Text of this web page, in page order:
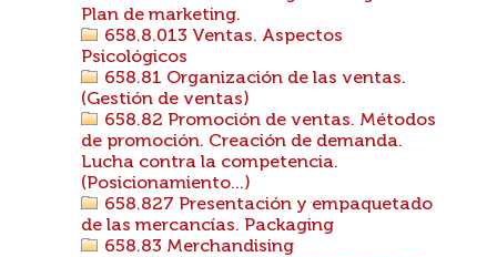
Plan de marketing.
658.8.013 Ventas. Aspectos
Psicológicos
658.81 Organización de las ventas.
(Gestión de ventas)
658.82 Promoción de ventas. Métodos
de promoción. Creación de demanda.
Lucha contra la competencia.
(Posicionamiento...)
658.827 Presentación y empaquetado
de las mercancías. Packaging
658.83 Merchandising